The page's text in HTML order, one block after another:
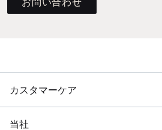
カスタマーケア
当社